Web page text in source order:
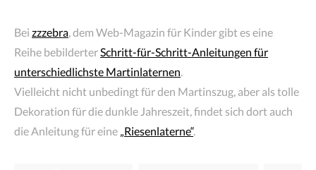
Bei zzzebra, dem Web-Magazin für Kinder gibt es eine
Reihe bebilderterSchritt-für-Schritt-Anleitungen für
unterschiedlichste Martinlaternen.
Vielleicht nicht unbedingt für den Martinszug, aber als tolle
Dekoration für die dunkle Jahreszeit, findet sich dort auch
die Anleitung für eine „Riesenlaterne“.